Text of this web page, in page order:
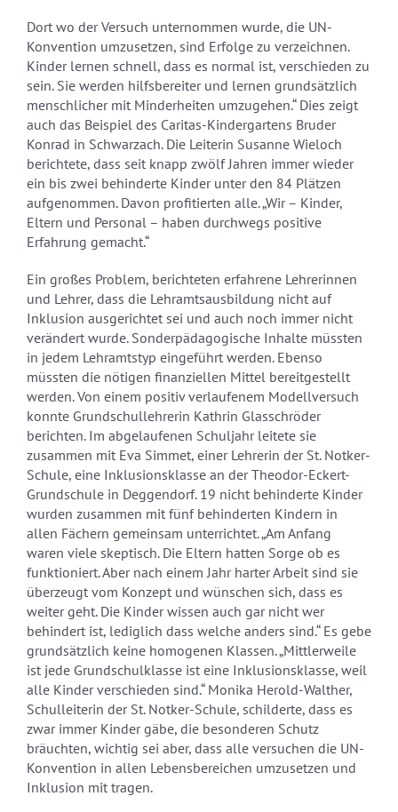
Dort wo der Versuch unternommen wurde, die UN-
Konvention umzusetzen, sind Erfolge zu verzeichnen.
Kinder lernen schnell, dass es normal ist, verschieden zu
sein. Sie werden hilfsbereiter und lernen grundsätzlich
menschlicher mit Minderheiten umzugehen.“ Dies zeigt
auch das Beispiel des Caritas-Kindergartens Bruder
Konrad in Schwarzach. Die Leiterin Susanne Wieloch
berichtete, dass seit knapp zwölf Jahren immer wieder
ein bis zwei behinderte Kinder unter den 84 Plätzen
aufgenommen. Davon profitierten alle. „Wir – Kinder,
Eltern und Personal – haben durchwegs positive
Erfahrung gemacht.“
Ein großes Problem, berichteten erfahrene Lehrerinnen
und Lehrer, dass die Lehramtsausbildung nicht auf
Inklusion ausgerichtet sei und auch noch immer nicht
verändert wurde. Sonderpädagogische Inhalte müssten
in jedem Lehramtstyp eingeführt werden. Ebenso
müssten die nötigen finanziellen Mittel bereitgestellt
werden. Von einem positiv verlaufenem Modellversuch
konnte Grundschullehrerin Kathrin Glasschröder
berichten. Im abgelaufenen Schuljahr leitete sie
zusammen mit Eva Simmet, einer Lehrerin der St. Notker-
Schule, eine Inklusionsklasse an der Theodor-Eckert-
Grundschule in Deggendorf. 19 nicht behinderte Kinder
wurden zusammen mit fünf behinderten Kindern in
allen Fächern gemeinsam unterrichtet. „Am Anfang
waren viele skeptisch. Die Eltern hatten Sorge ob es
funktioniert. Aber nach einem Jahr harter Arbeit sind sie
überzeugt vom Konzept und wünschen sich, dass es
weiter geht. Die Kinder wissen auch gar nicht wer
behindert ist, lediglich dass welche anders sind.“ Es gebe
grundsätzlich keine homogenen Klassen. „Mittlerweile
ist jede Grundschulklasse ist eine Inklusionsklasse, weil
alle Kinder verschieden sind.“ Monika Herold-Walther,
Schulleiterin der St. Notker-Schule, schilderte, dass es
zwar immer Kinder gäbe, die besonderen Schutz
bräuchten, wichtig sei aber, dass alle versuchen die UN-
Konvention in allen Lebensbereichen umzusetzen und
Inklusion mit tragen.